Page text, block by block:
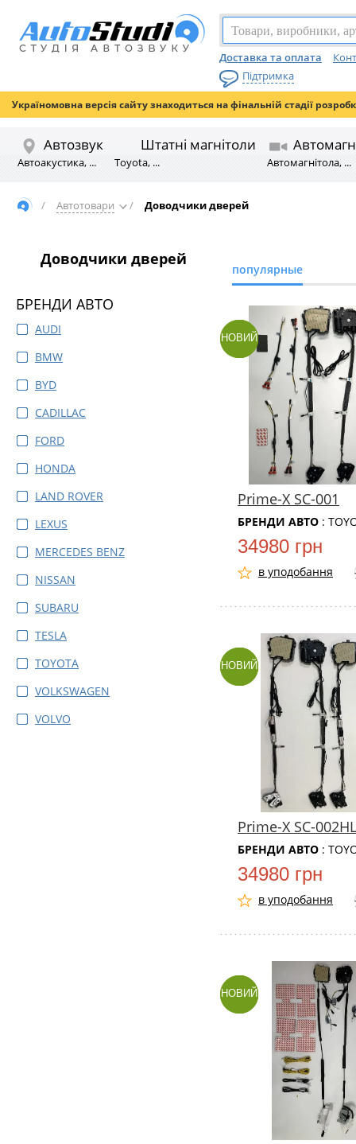
Доставка та оплата
Підтримка
Україномовна версія сайту знаходиться на фінальній стадії
Автозвук
Автоакустика, ...
Штатні магнітоли
Toyota, ... Автомагнітола, ...
/ Автотовари / Доводчики дверей
Доводчики дверей
БРЕНДИ АВТО
AUDI
BMW
BYD
CADILLAC
FORD
HONDA
LAND ROVER
LEXUS
MERCEDES BENZ
NISSAN
SUBARU
TESLA
TOYOTA
VOLKSWAGEN
VOLVO
популярные
НОВИЙ
Prime-X SC-001
БРЕНДИ АВТО :
34980 грн
в уподобання
НОВИЙ
Prime-X SC-
БРЕНДИ АВТО :
34980 грн
в уподобання
НОВИЙ